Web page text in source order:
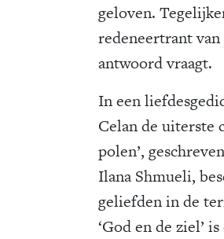
geloven.
redeneertrant
antwoord vraagt.
In een
Celan de uiterste
polen’,
Ilana Shmueli,
geliefden in de
‘God en de ziel’